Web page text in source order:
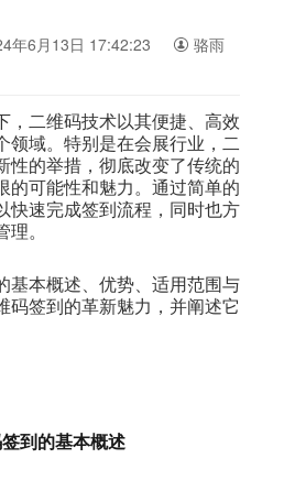
年6月13日 17:42:23
骆雨
，二维码技术以其便捷、高效
领域。特别是在会展行业，二
性的举措，彻底改变了传统的
的可能性和魅力。通过简单的
快速完成签到流程，同时也方
。
基本概述、优势、适用范围与
码签到的革新魅力，并阐述它
到的基本概述